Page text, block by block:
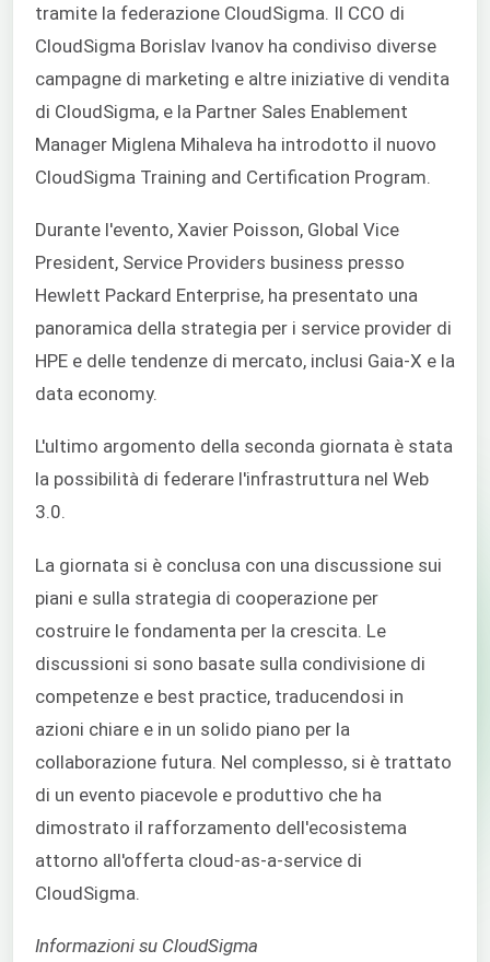
tramite la federazione CloudSigma. Il CCO di
CloudSigma Borislav Ivanov ha condiviso diverse
campagne di marketing e altre iniziative di vendita
di CloudSigma, e la Partner Sales Enablement
Manager Miglena Mihaleva ha introdotto il nuovo
CloudSigma Training and Certification Program.
Durante l'evento, Xavier Poisson, Global Vice
President, Service Providers business presso
Hewlett Packard Enterprise, ha presentato una
panoramica della strategia per i service provider di
HPE e delle tendenze di mercato, inclusi Gaia-X e la
data economy.
L'ultimo argomento della seconda giornata è stata
la possibilità di federare l'infrastruttura nel Web
3.0.
La giornata si è conclusa con una discussione sui
piani e sulla strategia di cooperazione per
costruire le fondamenta per la crescita. Le
discussioni si sono basate sulla condivisione di
competenze e best practice, traducendosi in
azioni chiare e in un solido piano per la
collaborazione futura. Nel complesso, si è trattato
di un evento piacevole e produttivo che ha
dimostrato il rafforzamento dell'ecosistema
attorno all'offerta cloud-as-a-service di
CloudSigma.
Informazioni su CloudSigma